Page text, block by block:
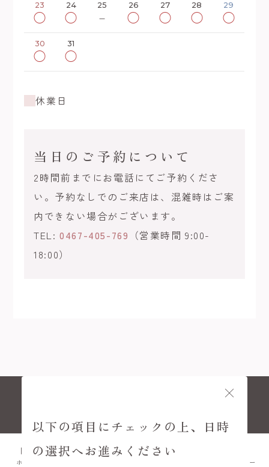
ホーム メニュー
23
◯
24
◯
25
－
26
◯
27
◯
28
◯
29
◯
30
◯
31
◯
休業日
当日のご予約について
2時間前までにお電話にてご予約くださ
い。予約なしでのご来店は、混雑時はご案
内できない場合がございます。
TEL:0467-405-769 （営業時間 9:00-
18:00）
以下の項目にチェックの上、日時
の選択へお進みください